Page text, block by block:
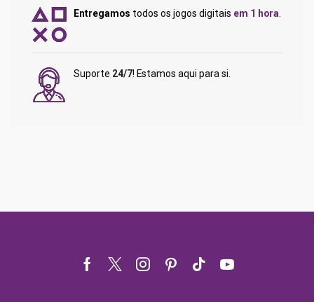
Entregamos todos os jogos digitais em 1 hora
Suporte 24/7! Estamos aqui para si.
Facebook
TwitterInstagram
Pinterest
Tik- Youtube